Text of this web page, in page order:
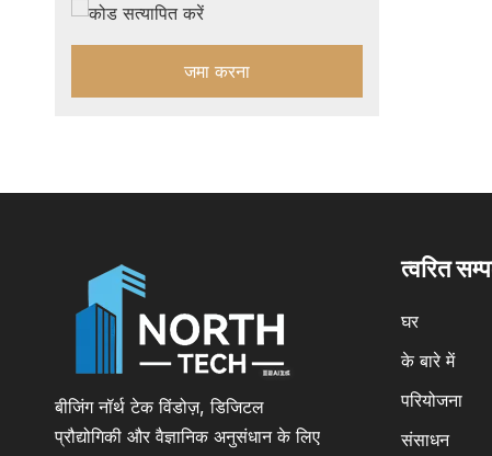
जमा करना
बीजिंग नॉर्थ टेक विंडोज़, डिजिटल
प्रौद्योगिकी और वैज्ञानिक अनुसंधान के लिए
त्वरित
घर
के बारे में
परियोजना
संसाधन